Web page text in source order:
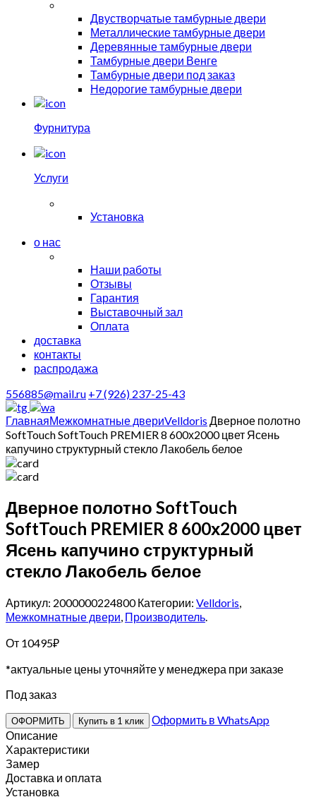
Двустворчатые тамбурные двери
Металлические тамбурные двери
Деревянные тамбурные двери
Тамбурные двери Венге
Тамбурные двери под заказ
Недорогие тамбурные двери
Фурнитура
Услуги
Установка
о нас
Наши работы
Отзывы
Гарантия
Выставочный зал
Оплата
доставка
контакты
распродажа
556885@mail.ru +7 (926) 237-25-43
ГлавнаяМежкомнатные двериVelldoris Дверное полотно
SoftTouch SoftTouch PREMIER 8 600х2000 цвет Ясень
капучино структурный стекло Лакобель белое
Дверное полотно SoftTouch
SoftTouch PREMIER 8 600х2000 цвет
Ясень капучино структурный
стекло Лакобель белое
Артикул: 2000000224800Категории: Velldoris,
Межкомнатные двери, Производитель.
От 10495₽
*актуальные цены уточняйте у менеджера при заказе
Под заказ
ОФОРМИТЬ Купить в 1 клик
Оформить в WhatsApp
Описание
Характеристики
Замер
Доставка и оплата
Установка